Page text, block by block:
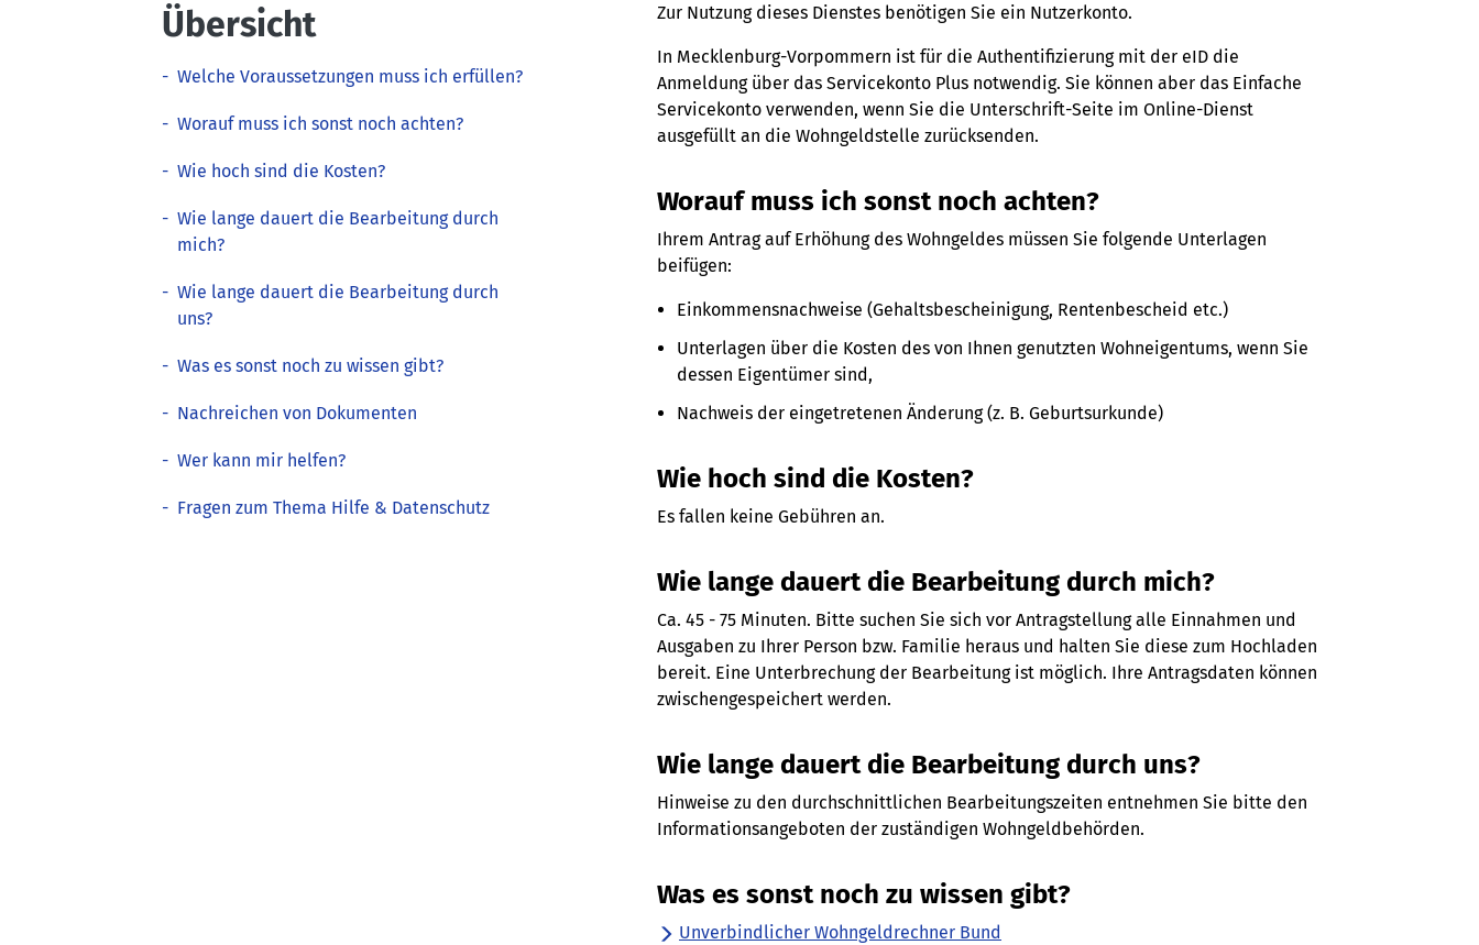
Übersicht
- Welche Voraussetzungen muss ich erfüllen?
- Worauf muss ich sonst noch achten?
- Wie hoch sind die Kosten?
- Wie lange dauert die Bearbeitung durch
mich?
- Wie lange dauert die Bearbeitung durch
uns?
- Was es sonst noch zu wissen gibt?
- Nachreichen von Dokumenten
- Wer kann mir helfen?
- Fragen zum Thema Hilfe & Datenschutz
Zur Nutzung dieses Dienstes benötigen Sie ein Nutzerkonto.
In Mecklenburg-Vorpommern ist für die Authentifizierung mit der eID die
Anmeldung über das Servicekonto Plus notwendig. Sie können aber das Einfache
Servicekonto verwenden, wenn Sie die Unterschrift-Seite im Online-Dienst
ausgefüllt an die Wohngeldstelle zurücksenden.
Worauf muss ich sonst noch achten?
Ihrem Antrag auf Erhöhung des Wohngeldes müssen Sie folgende Unterlagen
beifügen:
Einkommensnachweise (Gehaltsbescheinigung, Rentenbescheid etc.)
Unterlagen über die Kosten des von Ihnen genutzten Wohneigentums, wenn Sie
dessen Eigentümer sind,
Nachweis der eingetretenen Änderung (z. B. Geburtsurkunde)
Wie hoch sind die Kosten?
Es fallen keine Gebühren an.
Wie lange dauert die Bearbeitung durch mich?
Ca. 45 - 75 Minuten. Bitte suchen Sie sich vor Antragstellung alle Einnahmen und
Ausgaben zu Ihrer Person bzw. Familie heraus und halten Sie diese zum Hochladen
bereit. Eine Unterbrechung der Bearbeitung ist möglich. Ihre Antragsdaten können
zwischengespeichert werden.
Wie lange dauert die Bearbeitung durch uns?
Hinweise zu den durchschnittlichen Bearbeitungszeiten entnehmen Sie bitte den
Informationsangeboten der zuständigen Wohngeldbehörden.
Was es sonst noch zu wissen gibt?
Unverbindlicher Wohngeldrechner Bund